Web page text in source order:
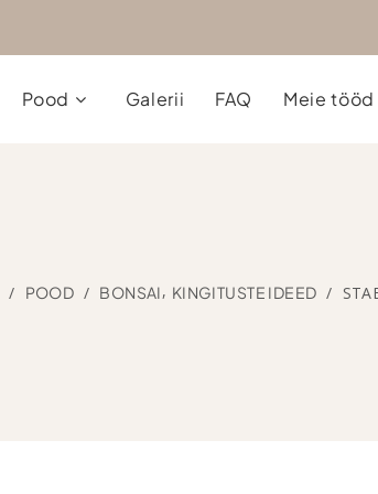
Pood Galerii FAQ Meie tööd
/ POOD / BONSAI, KINGITUSTE IDEED /